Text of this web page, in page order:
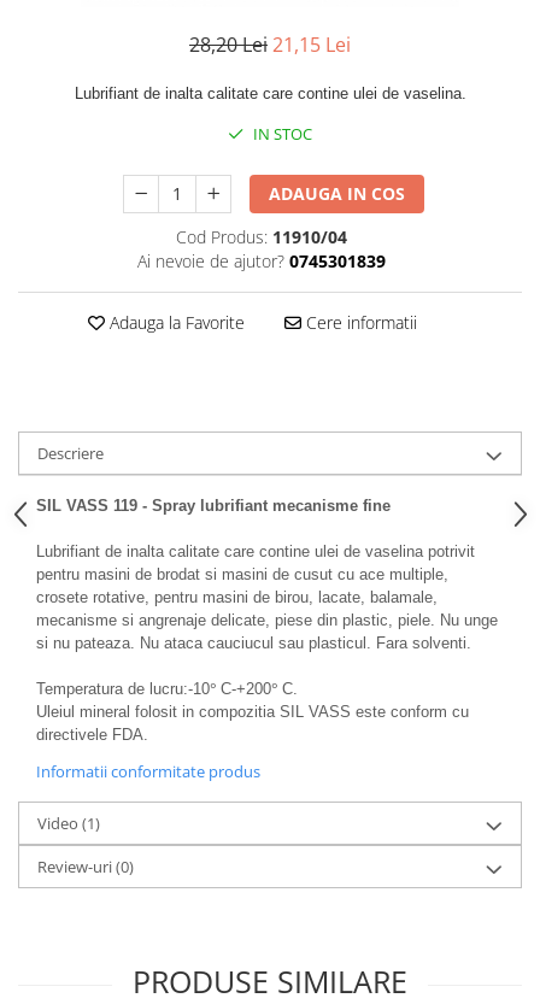
28,20 Lei21,15 Lei
Lubrifiant de inalta calitate care contine ulei de vaselina.
IN STOC
ADAUGA IN COS
Cod Produs: 11910/04
Ai nevoie de ajutor? 0745301839
Adauga la Favorite Cere informatii
Descriere
SIL VASS 119 - Spray lubrifiant mecanisme fine
Lubrifiant de inalta calitate care contine ulei de vaselina potrivit
pentru masini de brodat si masini de cusut cu ace multiple,
crosete rotative, pentru masini de birou, lacate, balamale,
mecanisme si angrenaje delicate, piese din plastic, piele. Nu unge
si nu pateaza. Nu ataca cauciucul sau plasticul. Fara solventi.
Temperatura de lucru:-10° C-+200° C.
Uleiul mineral folosit in compozitia SIL VASS este conform cu
directivele FDA.
Informatii conformitate produs
Video (1)
Review-uri(0)
PRODUSE SIMILARE